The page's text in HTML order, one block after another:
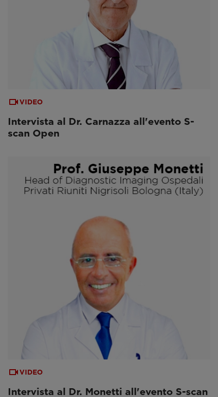
VIDEO
Intervista al Dr. Carnazza all'evento S-
scan Open
VIDEO
Intervista al Dr. Monetti all'evento S-scan